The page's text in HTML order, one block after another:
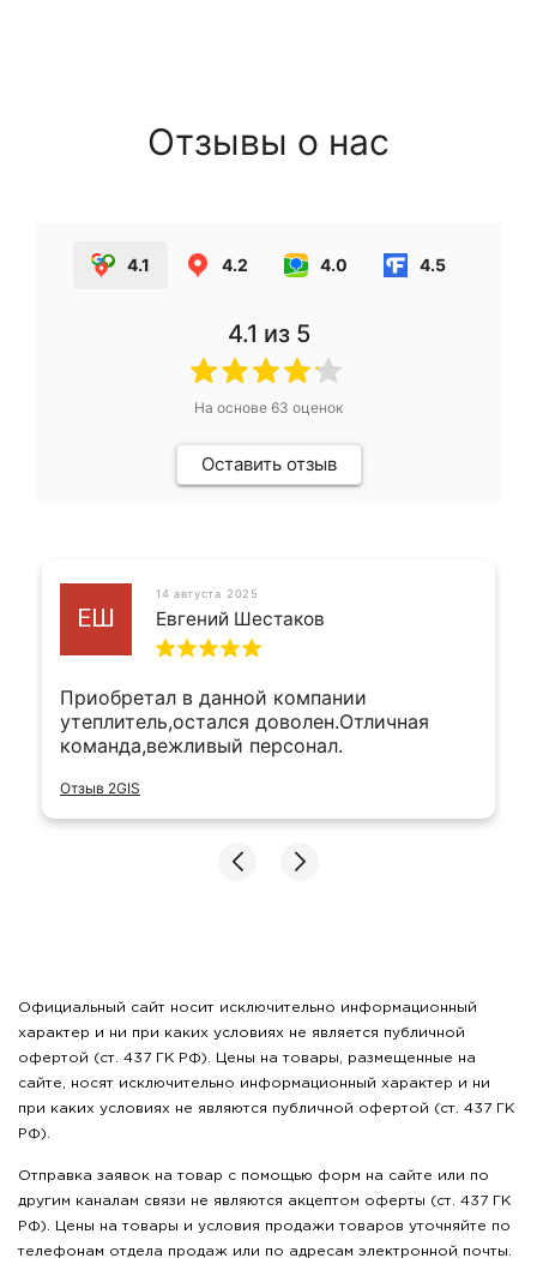
Отзывы о нас
4.1 4.2 4.0 4.5
4.1 из 5
На основе 63 оценок
Оставить отзыв
ЕШ
14 августа 2025
Евгений Шестаков
Приобретал в данной компании
утеплитель,остался доволен.Отличная
команда,вежливый персонал.
Отзыв 2GIS
Официальный сайт носит исключительно информационный
характер и ни при каких условиях не является публичной
офертой (ст. 437 ГК РФ). Цены на товары, размещенные на
сайте, носят исключительно информационный характер и ни
при каких условиях не являются публичной офертой (ст. 437 ГК
РФ).
Отправка заявок на товар с помощью форм на сайте или по
другим каналам связи не являются акцептом оферты (ст. 437 ГК
РФ). Цены на товары и условия продажи товаров уточняйте по
телефонам отдела продаж или по адресам электронной почты.